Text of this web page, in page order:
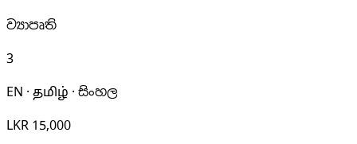
ව්‍යාපෘති
3
EN · தமிழ் · සිංහල
LKR 15,000